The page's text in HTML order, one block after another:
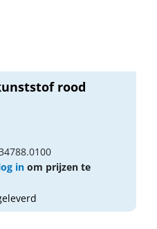
rood
in om prijzen te